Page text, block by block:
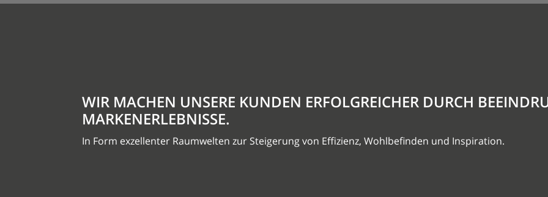
WIR MACHEN UNSERE KUNDEN ERFOLGREICHER DURCH
MARKENERLEBNISSE.
In Form exzellenter Raumwelten zur Steigerung von Effizienz, Wohlbefinden und Inspiration.